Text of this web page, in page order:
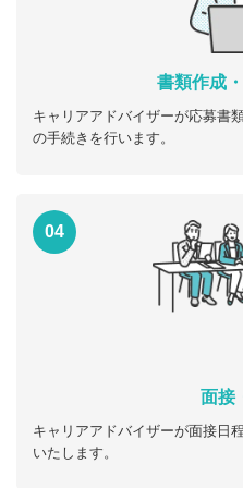
書類作成
キャリアアドバイザーが応募書
の手続きを行います。
04
面接
キャリアアドバイザーが面接日
いたします。